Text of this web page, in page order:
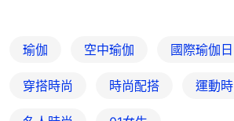
瑜伽 空中瑜伽 國際瑜伽日
穿搭時尚 時尚配搭 運動